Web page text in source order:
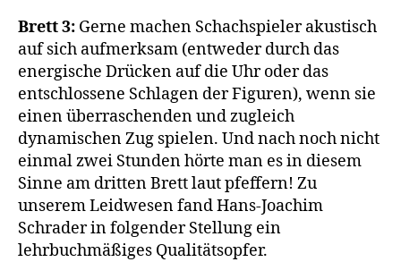
Brett 3: Gerne machen Schachspieler akustisch
auf sich aufmerksam (entweder durch das
energische Drücken auf die Uhr oder das
entschlossene Schlagen der Figuren), wenn sie
einen überraschenden und zugleich
dynamischen Zug spielen. Und nach noch nicht
einmal zwei Stunden hörte man es in diesem
Sinne am dritten Brett laut pfeffern! Zu
unserem Leidwesen fand Hans-Joachim
Schrader in folgender Stellung ein
lehrbuchmäßiges Qualitätsopfer.